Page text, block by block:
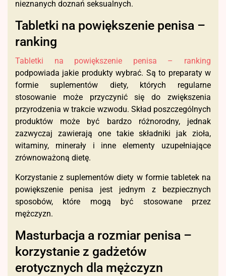
nieznanych doznań seksualnych.
Tabletki na powiększenie penisa –
ranking
Tabletki na powiększenie penisa – ranking
podpowiada jakie produkty wybrać. Są to preparaty w
formie suplementów diety, których regularne
stosowanie może przyczynić się do zwiększenia
przyrodzenia w trakcie wzwodu. Skład poszczególnych
produktów może być bardzo różnorodny, jednak
zazwyczaj zawierają one takie składniki jak zioła,
witaminy, minerały i inne elementy uzupełniające
zrównoważoną dietę.
Korzystanie z suplementów diety w formie tabletek na
powiększenie penisa jest jednym z bezpiecznych
sposobów, które mogą być stosowane przez
mężczyzn.
Masturbacja a rozmiar penisa –
korzystanie z gadżetów
erotycznych dla mężczyzn